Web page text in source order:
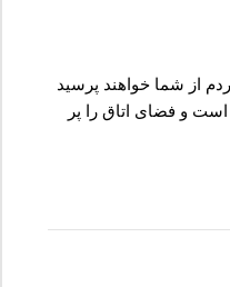
از شما خواهند پرسید
و فضای اتاق را پر